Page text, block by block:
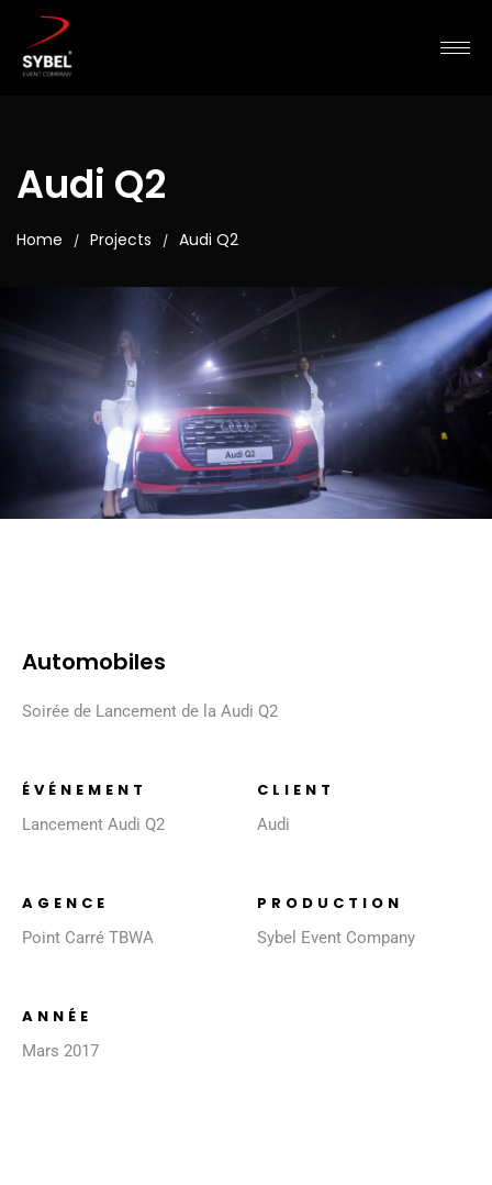
Audi Q2
Home / Projects / Audi Q2
Automobiles
Soirée de Lancement de la Audi Q2
ÉVÉNEMENT
Lancement Audi Q2
CLIENT
Audi
AGENCE
Point Carré TBWA
PRODUCTION
Sybel Event Company
ANNÉE
Mars 2017